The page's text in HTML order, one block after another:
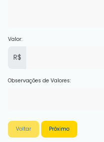
Valor:
R$
Observações de Valores:
Voltar Próximo